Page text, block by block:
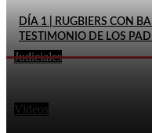
DÍA 1 | RUGBIERS CON
TESTIMONIO DE LOS
Judiciales
UN...
Videos